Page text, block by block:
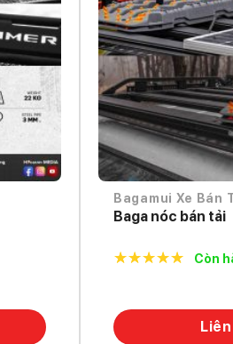
Bagamui Xe Bán
Baga nóc bán tải
Còn